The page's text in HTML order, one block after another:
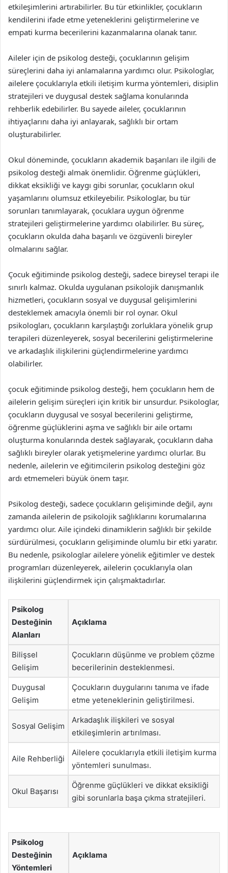
etkileşimlerini artırabilirler. Bu tür etkinlikler, çocukların
kendilerini ifade etme yeteneklerini geliştirmelerine ve
empati kurma becerilerini kazanmalarına olanak tanır.
Aileler için de psikolog desteği, çocuklarının gelişim
süreçlerini daha iyi anlamalarına yardımcı olur. Psikologlar,
ailelere çocuklarıyla etkili iletişim kurma yöntemleri, disiplin
stratejileri ve duygusal destek sağlama konularında
rehberlik edebilirler. Bu sayede aileler, çocuklarının
ihtiyaçlarını daha iyi anlayarak, sağlıklı bir ortam
oluşturabilirler.
Okul döneminde, çocukların akademik başarıları ile ilgili de
psikolog desteği almak önemlidir. Öğrenme güçlükleri,
dikkat eksikliği ve kaygı gibi sorunlar, çocukların okul
yaşamlarını olumsuz etkileyebilir. Psikologlar, bu tür
sorunları tanımlayarak, çocuklara uygun öğrenme
stratejileri geliştirmelerine yardımcı olabilirler. Bu süreç,
çocukların okulda daha başarılı ve özgüvenli bireyler
olmalarını sağlar.
Çocuk eğitiminde psikolog desteği, sadece bireysel terapi ile
sınırlı kalmaz. Okulda uygulanan psikolojik danışmanlık
hizmetleri, çocukların sosyal ve duygusal gelişimlerini
desteklemek amacıyla önemli bir rol oynar. Okul
psikologları, çocukların karşılaştığı zorluklara yönelik grup
terapileri düzenleyerek, sosyal becerilerini geliştirmelerine
ve arkadaşlık ilişkilerini güçlendirmelerine yardımcı
olabilirler.
çocuk eğitiminde psikolog desteği, hem çocukların hem de
ailelerin gelişim süreçleri için kritik bir unsurdur. Psikologlar,
çocukların duygusal ve sosyal becerilerini geliştirme,
öğrenme güçlüklerini aşma ve sağlıklı bir aile ortamı
oluşturma konularında destek sağlayarak, çocukların daha
sağlıklı bireyler olarak yetişmelerine yardımcı olurlar. Bu
nedenle, ailelerin ve eğitimcilerin psikolog desteğini göz
ardı etmemeleri büyük önem taşır.
Psikolog desteği, sadece çocukların gelişiminde değil, aynı
zamanda ailelerin de psikolojik sağlıklarını korumalarına
yardımcı olur. Aile içindeki dinamiklerin sağlıklı bir şekilde
sürdürülmesi, çocukların gelişiminde olumlu bir etki yaratır.
Bu nedenle, psikologlar ailelere yönelik eğitimler ve destek
programları düzenleyerek, ailelerin çocuklarıyla olan
ilişkilerini güçlendirmek için çalışmaktadırlar.
Psikolog
Desteğinin
Alanları
Açıklama
Bilişsel
Gelişim
Çocukların düşünme ve problem çözme
becerilerinin desteklenmesi.
Duygusal
Gelişim
Çocukların duygularını tanıma ve ifade
etme yeteneklerinin geliştirilmesi.
Sosyal Gelişim
Arkadaşlık ilişkileri ve sosyal
etkileşimlerin artırılması.
Aile Rehberliği
Ailelere çocuklarıyla etkili iletişim kurma
yöntemleri sunulması.
Okul Başarısı
Öğrenme güçlükleri ve dikkat eksikliği
gibi sorunlarla başa çıkma stratejileri.
Psikolog
Desteğinin
Yöntemleri
Açıklama